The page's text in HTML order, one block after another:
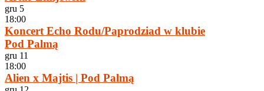
gru 5
18:00
Koncert Echo Rodu/Paprodziad w klubie
Pod Palmą
gru 11
18:00
Alien x Majtis | Pod Palmą